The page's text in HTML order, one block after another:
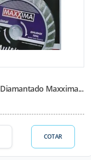
Maxxima...
COTAR